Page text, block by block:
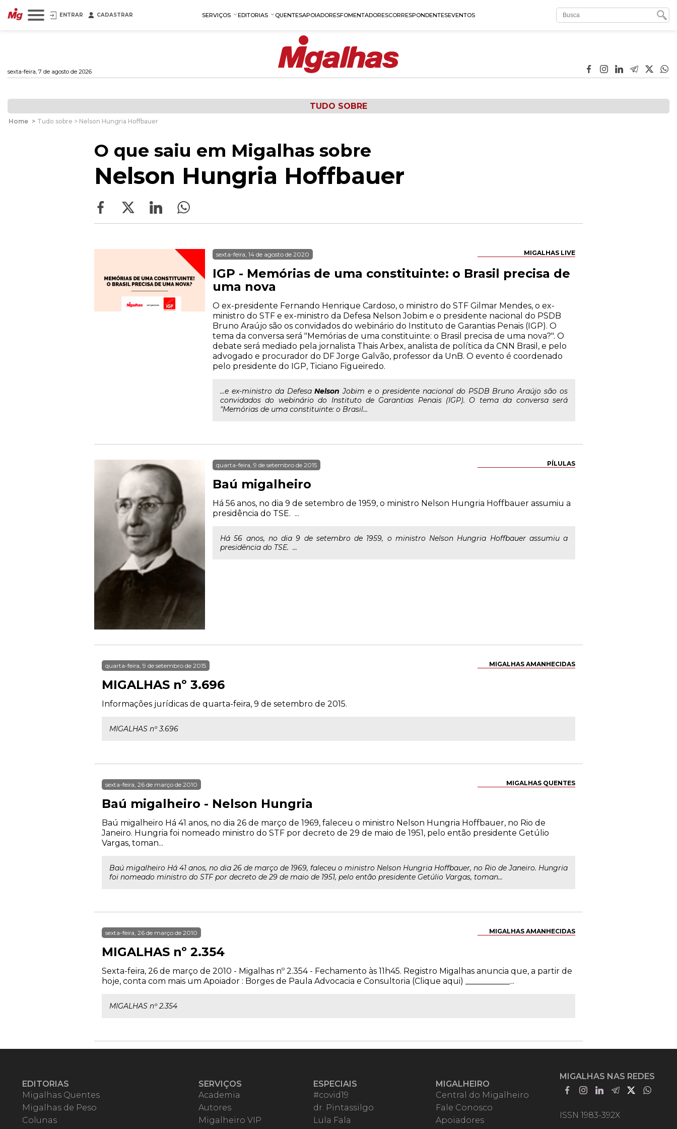
ENTRAR CADASTRAR SERVIÇOS EDITORIAS QUENTESAPOIADORESFOMENTADORESCORRESPONDENTESEVENTOS
sexta-feira, 7 de agosto de 2026
TUDO SOBRE
Home > Tudo sobre > Nelson Hungria Hoffbauer
O que saiu em Migalhas sobre
Nelson Hungria Hoffbauer
MIGALHAS LIVE
sexta-feira, 14 de agosto de 2020
IGP - Memórias de uma constituinte: o Brasil precisa de
uma nova
O ex-presidente Fernando Henrique Cardoso, o ministro do STF Gilmar Mendes, o ex-
ministro do STF e ex-ministro da Defesa Nelson Jobim e o presidente nacional do PSDB
Bruno Araújo são os convidados do webinário do Instituto de Garantias Penais (IGP). O
tema da conversa será "Memórias de uma constituinte: o Brasil precisa de uma nova?". O
debate será mediado pela jornalista Thais Arbex, analista de política da CNN Brasil, e pelo
advogado e procurador do DF Jorge Galvão, professor da UnB. O evento é coordenado
pelo presidente do IGP, Ticiano Figueiredo.
...e ex-ministro da DefesaNelson Jobim e o presidente nacional do PSDB Bruno Araújo são os
convidados do webinário do Instituto de Garantias Penais (IGP). O tema da conversa será
"Memórias de uma constituinte: o Brasil...
PÍLULAS
quarta-feira, 9 de setembro de 2015
Baú migalheiro
Há 56 anos, no dia 9 de setembro de 1959, o ministro Nelson Hungria Hoffbauer assumiu a
presidência do TSE. ...
Há 56 anos, no dia 9 de setembro de 1959, o ministro Nelson Hungria Hoffbauer assumiu a
presidência do TSE. ...
MIGALHAS AMANHECIDAS
quarta-feira, 9 de setembro de 2015
MIGALHAS nº 3.696
Informações jurídicas de quarta-feira, 9 de setembro de 2015.
MIGALHAS nº 3.696
MIGALHAS QUENTES
sexta-feira, 26 de março de 2010
Baú migalheiro - Nelson Hungria
Baú migalheiro Há 41 anos, no dia 26 de março de 1969, faleceu o ministro Nelson Hungria Hoffbauer, no Rio de
Janeiro. Hungria foi nomeado ministro do STF por decreto de 29 de maio de 1951, pelo então presidente Getúlio
Vargas, toman...
Baú migalheiro Há 41 anos, no dia 26 de março de 1969, faleceu o ministro Nelson Hungria Hoffbauer, no Rio de Janeiro. Hungria
foi nomeado ministro do STF por decreto de 29 de maio de 1951, pelo então presidente Getúlio Vargas, toman...
MIGALHAS AMANHECIDAS
sexta-feira, 26 de março de 2010
MIGALHAS nº 2.354
Sexta-feira, 26 de março de 2010 - Migalhas nº 2.354 - Fechamento às 11h45. Registro Migalhas anuncia que, a partir de
hoje, conta com mais um Apoiador : Borges de Paula Advocacia e Consultoria (Clique aqui) ___________...
MIGALHAS nº 2.354
EDITORIAS
Migalhas Quentes
Migalhas de Peso
Colunas
SERVIÇOS
Academia
Autores
Migalheiro VIP
ESPECIAIS
#covid19
dr. Pintassilgo
Lula Fala
MIGALHEIRO
Central do Migalheiro
Fale Conosco
Apoiadores
MIGALHAS NAS REDES
ISSN 1983-392X